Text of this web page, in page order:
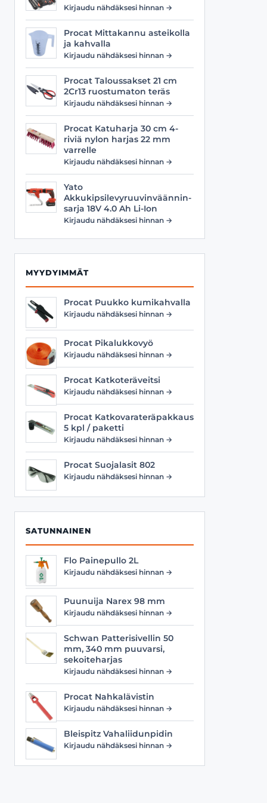
Vyöt
Kirjaudu nähdäksesi hinnan →
Procat Mittakannu asteikolla
ja kahvalla
Kirjaudu nähdäksesi hinnan →
Procat Taloussakset 21 cm
2Cr13 ruostumaton teräs
Kirjaudu nähdäksesi hinnan →
Procat Katuharja 30 cm 4-
riviä nylon harjas 22 mm
varrelle
Kirjaudu nähdäksesi hinnan →
Yato
Akkukipsilevyruuvinväännin-
sarja 18V 4.0 Ah Li-Ion
Kirjaudu nähdäksesi hinnan →
MYYDYIMMÄT
Procat Puukko kumikahvalla
Kirjaudu nähdäksesi hinnan →
Procat Pikalukkovyö
Kirjaudu nähdäksesi hinnan →
Procat Katkoteräveitsi
Kirjaudu nähdäksesi hinnan →
Procat Katkovarateräpakkaus
5 kpl / paketti
Kirjaudu nähdäksesi hinnan →
Procat Suojalasit 802
Kirjaudu nähdäksesi hinnan →
SATUNNAINEN
Flo Painepullo 2L
Kirjaudu nähdäksesi hinnan →
Puunuija Narex 98 mm
Kirjaudu nähdäksesi hinnan →
Schwan Patterisivellin 50
mm, 340 mm puuvarsi,
sekoiteharjas
Kirjaudu nähdäksesi hinnan →
Procat Nahkalävistin
Kirjaudu nähdäksesi hinnan →
Bleispitz Vahaliidunpidin
Kirjaudu nähdäksesi hinnan →